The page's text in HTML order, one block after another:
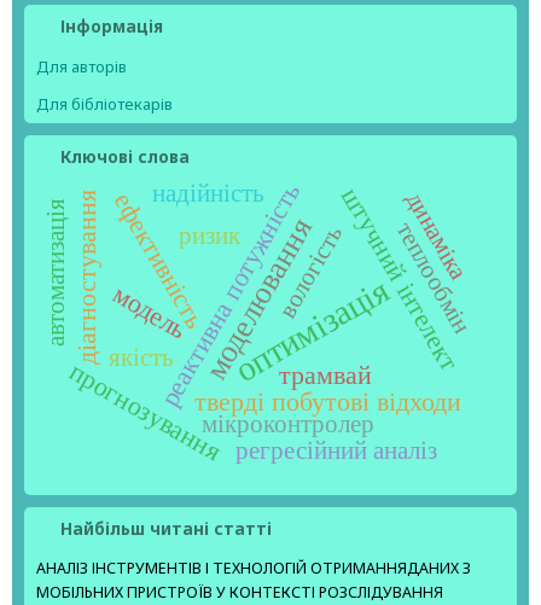
Інформація
Для авторів
Для бібліотекарів
Ключові слова
оптимізація
моделювання
реактивна потужність
ефективність
модель
тверді побутові відходи
прогнозування
штучний інтелект
діагностування
трамвай
вологість
ризик теплообмін
регресійний аналіз
мікроконтролер
якість
динаміка
автоматизація
надійність
Найбільш читані статті
АНАЛІЗ ІНСТРУМЕНТІВ І ТЕХНОЛОГІЙ ОТРИМАННЯДАНИХ З
МОБІЛЬНИХ ПРИСТРОЇВ У КОНТЕКСТІ РОЗСЛІДУВАННЯ